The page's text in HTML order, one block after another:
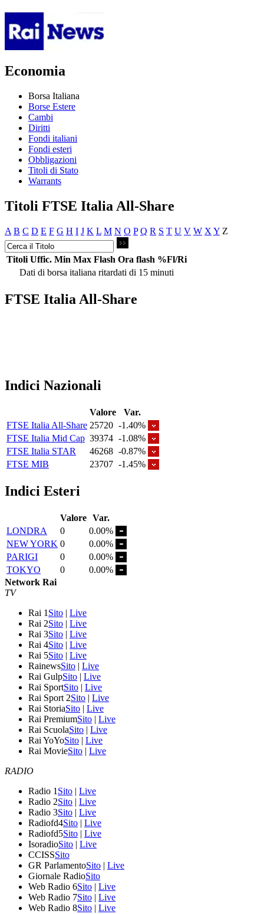
Economia
Borsa Italiana
Borse Estere
Cambi
Diritti
Fondi italiani
Fondi esteri
Obbligazioni
Titoli di Stato
Warrants
Titoli FTSE Italia All-Share
A B C D E F G H I J K L M N O P Q R S T U V W X Y Z
Titoli Uffic. Min Max Flash Ora flash %Fl/Ri
Dati di borsa italiana ritardati di 15 minuti
FTSE Italia All-Share
Indici Nazionali
Valore
Var.
FTSE Italia All-Share 25720 -1.40%
FTSE Italia Mid Cap 39374 -1.08%
FTSE Italia STAR
46268 -0.87%
FTSE MIB
23707 -1.45%
Indici Esteri
Valore Var.
LONDRA
0
0.00%
NEW YORK 0
0.00%
PARIGI
0
0.00%
TOKYO
0
0.00%
Network Rai
TV
Rai 1 Sito | Live
Rai 2Sito | Live
Rai 3Sito | Live
Rai 4Sito | Live
Rai 5Sito | Live
RainewsSito | Live
Rai GulpSito | Live
Rai SportSito | Live
Rai Sport 2Sito | Live
Rai StoriaSito | Live
Rai PremiumSito | Live
Rai ScuolaSito | Live
Rai YoYoSito | Live
Rai MovieSito | Live
RADIO
Radio 1 Sito | Live
Radio 2Sito | Live
Radio 3Sito | Live
Radiofd4Sito | Live
Radiofd5Sito | Live
IsoradioSito | Live
CCISSSito
GR ParlamentoSito | Live
Giornale RadioSito
Web Radio 6Sito | Live
Web Radio 7Sito | Live
Web Radio 8Sito | Live